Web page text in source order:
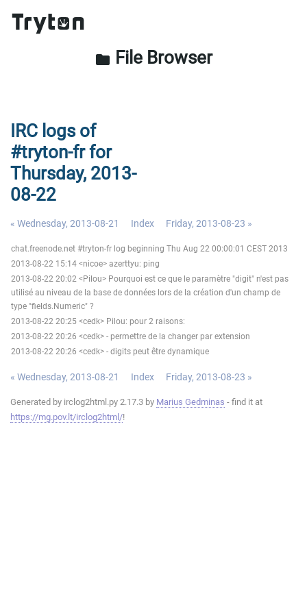
folder File Browser
IRC logs of
#tryton-fr for
Thursday, 2013-
08-22
« Wednesday, 2013-08-21 Index Friday, 2013-08-23 »
chat.freenode.net #tryton-fr log beginning Thu Aug 22 00:00:01 CEST 2013
2013-08-22 15:14 <nicoe> azerttyu: ping
2013-08-22 20:02 <Pilou> Pourquoi est ce que le paramètre "digit" n'est pas
utilisé au niveau de la base de données lors de la création d'un champ de
type "fields.Numeric" ?
2013-08-22 20:25 <cedk> Pilou: pour 2 raisons:
2013-08-22 20:26 <cedk> - permettre de la changer par extension
2013-08-22 20:26 <cedk> - digits peut être dynamique
« Wednesday, 2013-08-21 Index Friday, 2013-08-23 »
Generated by irclog2html.py 2.17.3 by Marius Gedminas - find it at
https://mg.pov.lt/irclog2html/!